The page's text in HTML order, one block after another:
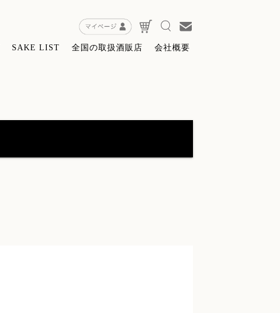
SAKE LIST 全国の取扱酒販店 会社概要